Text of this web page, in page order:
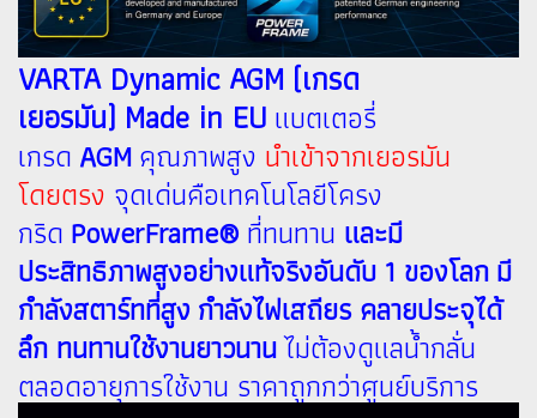
VARTA Dynamic AGM (เกรด
เยอรมัน) Made in EU แบตเตอรี่
เกรด AGMคุณภาพสูง นำเข้าจากเยอรมัน
โดยตรง จุดเด่นคือเทคโนโลยีโครง
กริด PowerFrame® ที่ทนทาน และมี
ประสิทธิภาพสูงอย่างแท้จริงอันดับ 1 ของโลก มี
กำลังสตาร์ทที่สูง กำลังไฟเสถียร คลายประจุได้
ลึก ทนทานใช้งานยาวนานไม่ต้องดูแลน้ำกลั่น
ตลอดอายุการใช้งาน ราคาถูกกว่าศูนย์บริการ